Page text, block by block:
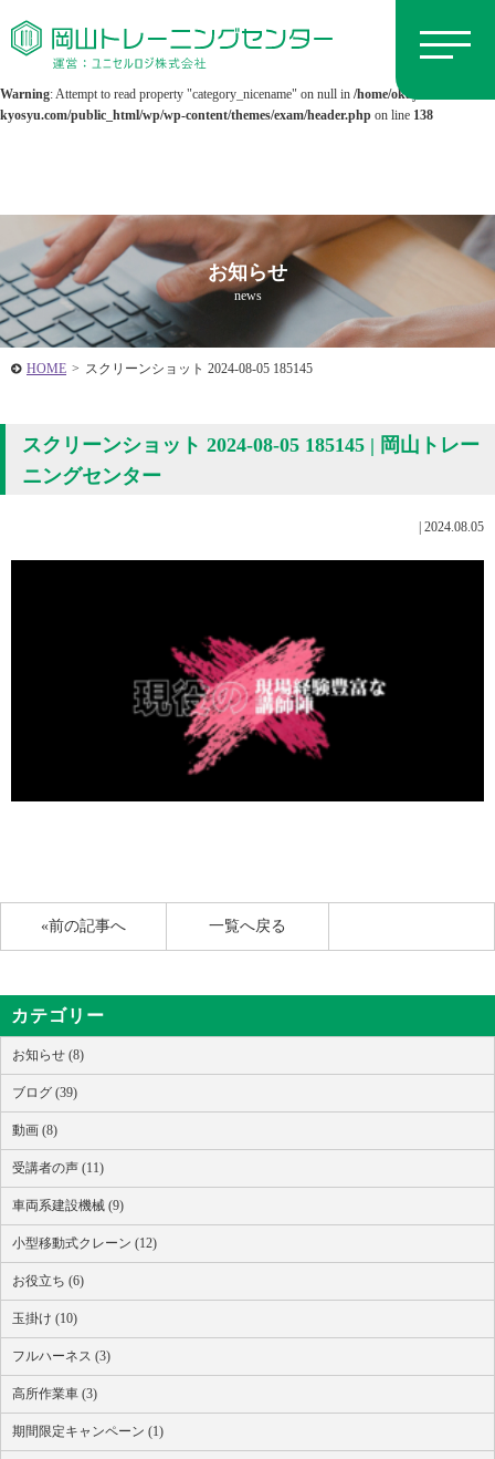
Warning : Undefined array key 0 in /home/okayamatc/kenki-
kyosyu.com/public_html/wp/wp-content/themes/exam/header.php
138
Warning: Attempt to read property "category_nicename" on null in /home/okayamatc/kenki-
kyosyu.com/public_html/wp/wp-content/themes/exam/header.php on line 138
お知らせ
news
HOME > スクリーンショット 2024-08-05 185145
スクリーンショット 2024-08-05 185145 | 岡山トレー
ニングセンター
2024.08.05
«前の記事へ 一覧へ戻る
カテゴリー
お知らせ (8)
ブログ (39)
動画 (8)
受講者の声 (11)
車両系建設機械 (9)
小型移動式クレーン (12)
お役立ち (6)
玉掛け (10)
フルハーネス (3)
高所作業車 (3)
期間限定キャンペーン (1)